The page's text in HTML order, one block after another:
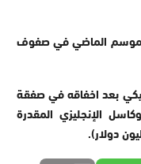
هدفا في 48 مباراة الموسم الماضي في صفوف
بعد اخفاقه في صفقة
الإنجليزي المقدرة